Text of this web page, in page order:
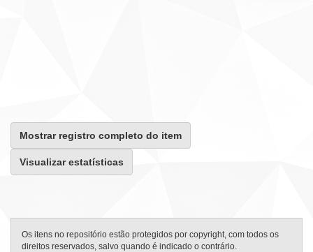
Mostrar registro completo do item
Visualizar estatísticas
Os itens no repositório estão protegidos por copyright, com todos os
direitos reservados, salvo quando é indicado o contrário.